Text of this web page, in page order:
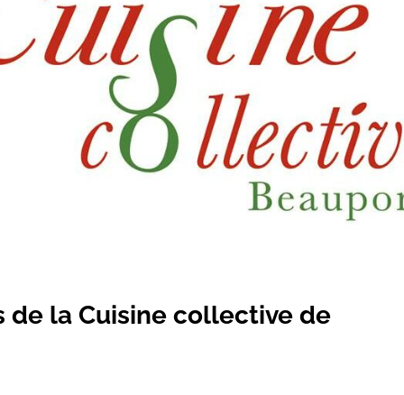
de la Cuisine collective de